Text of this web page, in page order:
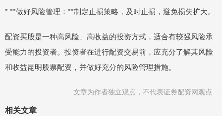
* **做好风险管理：**制定止损策略，及时止损，避免损失扩大。
配资买股是一种高风险、高收益的投资方式，适合有较强风险承
受能力的投资者。投资者在进行配资交易前，应充分了解其风险
和收益昆明股票配资，并做好充分的风险管理措施。
文章为作者独立观点，不代表证券配资网观点
相关文章